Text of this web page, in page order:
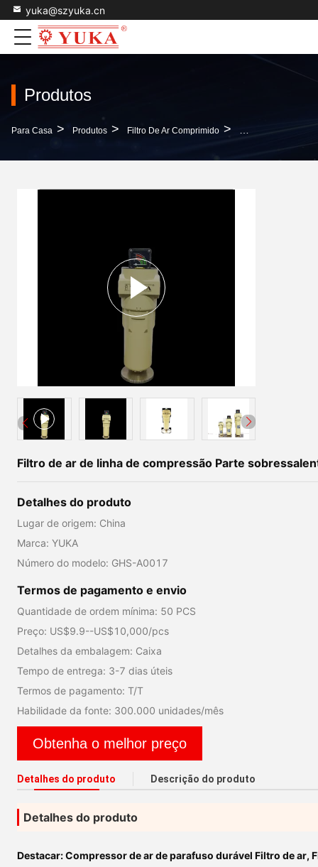
yuka@szyuka.cn
Produtos
Para Casa > Produtos > Filtro De Ar Comprimido > Filtro De Ar De
Filtro de ar de linha de compressão Parte
Detalhes do produto
Lugar de origem: China
Marca: YUKA
Número do modelo: GHS-A0017
Termos de pagamento e envio
Quantidade de ordem mínima: 50 PCS
Preço: US$9.9--US$10,000/pcs
Detalhes da embalagem: Caixa
Tempo de entrega: 3-7 dias úteis
Termos de pagamento: T/T
Habilidade da fonte: 300.000 unidades/mês
Obtenha o melhor preço
Detalhes do produto Descrição do produto
Detalhes do produto
Destacar:Compressor de ar de parafuso durável Filtro de ar,